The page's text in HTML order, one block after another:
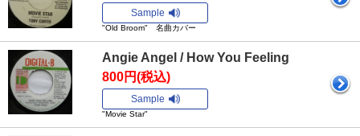
Sample
"Old Broom" 名曲カバー
Angie Angel / How You Feeling
800円(税込)
Sample
"Movie Star"